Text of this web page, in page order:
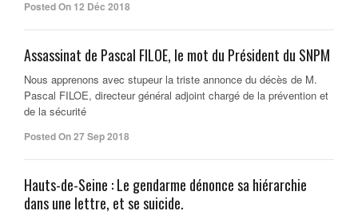
Posted On 12 Déc 2018
Assassinat de Pascal FILOE, le mot du Président du SNPM
Nous apprenons avec stupeur la triste annonce du décès de M.
Pascal FILOE, directeur général adjoint chargé de la prévention et
de la sécurité
Posted On 27 Sep 2018
Hauts-de-Seine : Le gendarme dénonce sa hiérarchie
dans une lettre, et se suicide.